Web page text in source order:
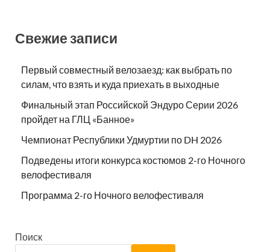
Свежие записи
Первый совместный велозаезд: как выбрать по
силам, что взять и куда приехать в выходные
Финальный этап Российской Эндуро Серии 2026
пройдет на ГЛЦ «Банное»
Чемпионат Республики Удмуртии по DH 2026
Подведены итоги конкурса костюмов 2-го Ночного
велофестиваля
Программа 2-го Ночного велофестиваля
Поиск